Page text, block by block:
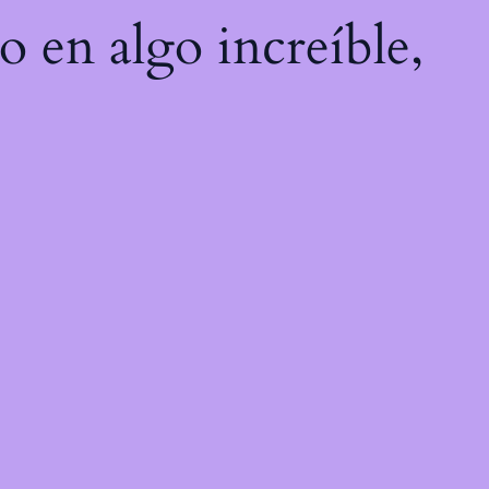
en algo increíble,